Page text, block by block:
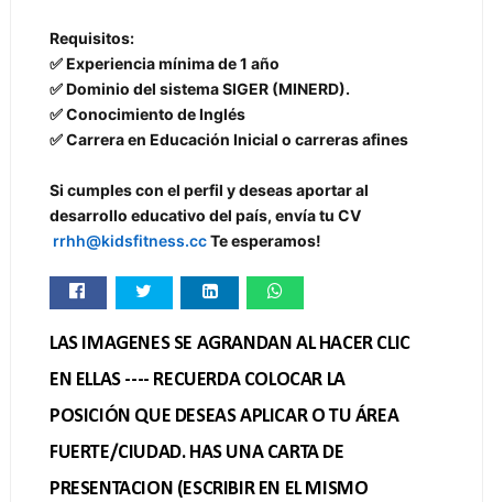
Requisitos:
✅ Experiencia mínima de 1 año
✅ Dominio del sistema SIGER (MINERD).
✅ Conocimiento de Inglés
✅ Carrera en Educación Inicial o carreras afines
Si cumples con el perfil y deseas aportar al
desarrollo educativo del país, envía tu CV
rrhh@kidsfitness.ccTe esperamos!
LAS IMAGENES SE AGRANDAN AL HACER CLIC
EN ELLAS ---- RECUERDA COLOCAR LA
POSICIÓN QUE DESEAS APLICAR O TU ÁREA
FUERTE/CIUDAD. HAS UNA CARTA DE
PRESENTACION (ESCRIBIR EN EL MISMO